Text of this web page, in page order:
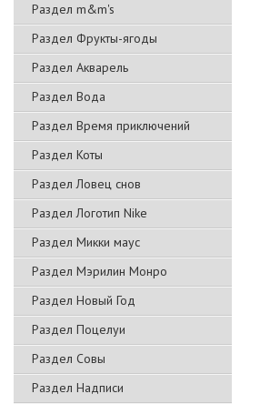
Раздел m&m's
Раздел Фрукты-ягоды
Раздел Акварель
Раздел Вода
Раздел Время приключений
Раздел Коты
Раздел Ловец снов
Раздел Логотип Nike
Раздел Микки маус
Раздел Мэрилин Монро
Раздел Новый Год
Раздел Поцелуи
Раздел Совы
Раздел Надписи